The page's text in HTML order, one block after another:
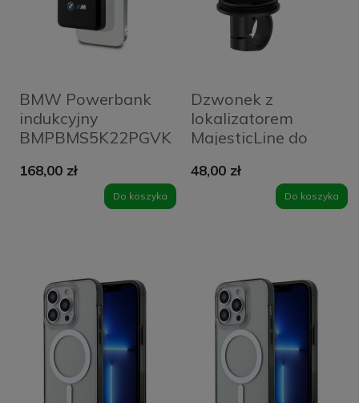
BMW Powerbank
indukcyjny
BMPBMS5K22PGVK
kabel czarny/black
M Collection
168,00 zł
Do koszyka
Dzwonek z
lokalizatorem
MajesticLine do
Black
48,00 zł
Do koszyka